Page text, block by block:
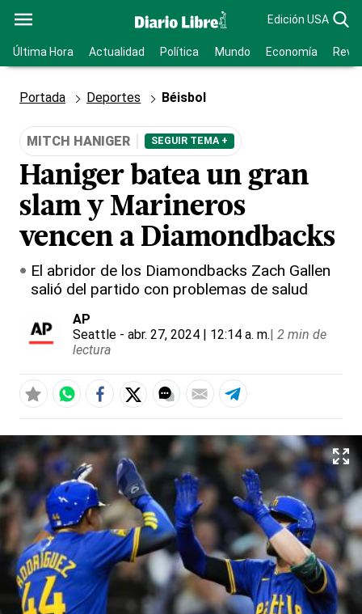
Edición USA
Última Hora Actualidad Política Mundo Economía
Portada Deportes Béisbol
MITCH HANIGER SEGUIR TEMA +
Haniger batea un gran
slam y Marineros
vencen a Diamondbacks
El abridor de los Diamondbacks Zach Gallen
salió del partido con problemas de salud
AP
Seattle - abr. 27, 2024 | 12:14 a. m.| 2 min de
lectura